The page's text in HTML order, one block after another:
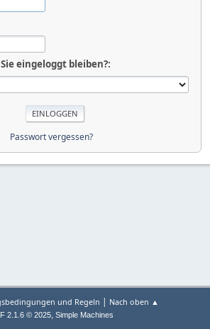
eingeloggt bleiben?:
Passwort vergessen?
und Regeln | Nach oben ▲
2.1.6 © 2025, Simple Machines